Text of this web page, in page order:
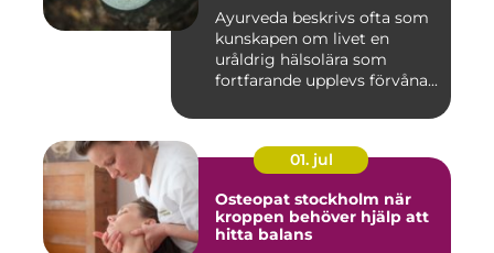
Ayurveda beskrivs ofta som
kunskapen om livet en
uråldrig hälsolära som
fortfarande upplevs förvåna...
01. jul
Osteopat stockholm när
kroppen behöver hjälp att
hitta balans